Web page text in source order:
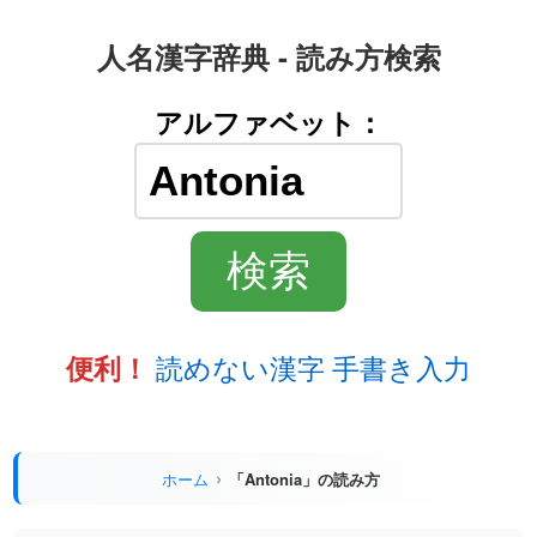
人名漢字辞典 - 読み方検索
アルファベット：
便利！ 読めない漢字 手書き入力
ホーム 「Antonia」の読み方